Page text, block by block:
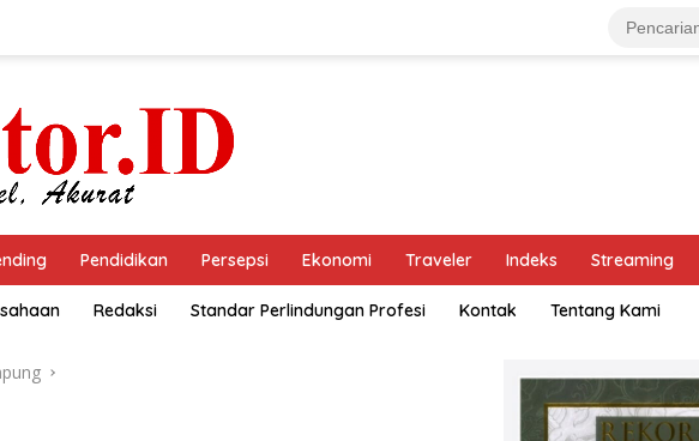
Pendidikan Persepsi Ekonomi Traveler Indeks Streaming
Redaksi Standar Perlindungan Profesi Kontak Tentang Kami